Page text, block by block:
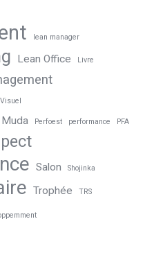
lean manager
Lean Office Livre
Muda Perfoest performance PFA
Salon Shojinka
Trophée TRS